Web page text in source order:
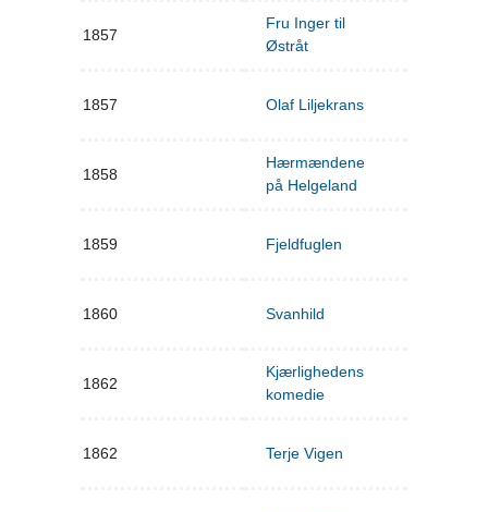
1857
Fru Inger til
Østråt
1857 Olaf Liljekrans
1858
Hærmændene
på Helgeland
1859 Fjeldfuglen
1860 Svanhild
1862
Kjærlighedens
komedie
1862 Terje Vigen